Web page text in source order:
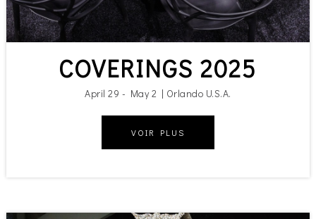
COVERINGS 2025
April 29 - May 2 | Orlando U.S.A.
VOIR PLUS